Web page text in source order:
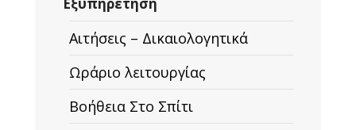
Αιτήσεις – Δικαιολογητικά
Ωράριο λειτουργίας
Βοήθεια Στο Σπίτι